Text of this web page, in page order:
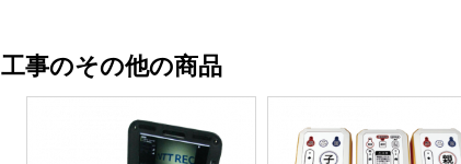
工事のその他の商品